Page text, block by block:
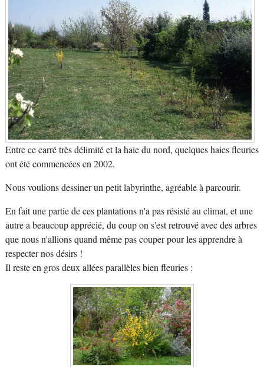
Entre ce carré très délimité et la haie du nord, quelques haies fleuries
ont été commencées en 2002.
Nous voulions dessiner un petit labyrinthe, agréable à parcourir.
En fait une partie de ces plantations n'a pas résisté au climat, et une
autre a beaucoup apprécié, du coup on s'est retrouvé avec des arbres
que nous n'allions quand même pas couper pour les apprendre à
respecter nos désirs !
Il reste en gros deux allées parallèles bien fleuries :